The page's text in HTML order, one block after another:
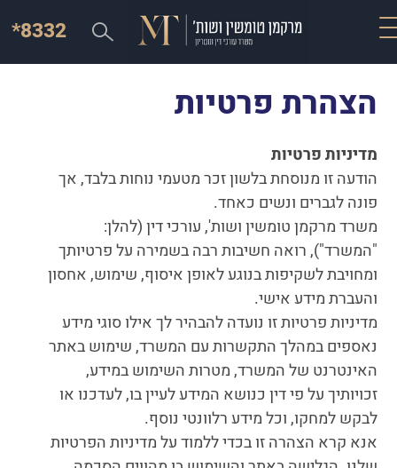
*8332
הצהרת פרטיות
מדיניות פרטיות
הודעה זו מנוסחת בלשון זכר מטעמי נוחות בלבד, אך
פונה לגברים ונשים כאחד.
משרד מרקמן טומשין ושות', עורכי דין (להלן:
"המשרד"), רואה חשיבות רבה בשמירה על פרטיותך
ומחויבת לשקיפות בנוגע לאופן איסוף, שימוש, אחסון
והעברת מידע אישי.
מדיניות פרטיות זו נועדה להבהיר לך אילו סוגי מידע
נאספים במהלך התקשרות עם המשרד, שימוש באתר
האינטרנט של המשרד, מטרות השימוש במידע,
זכויותיך על פי דין כנושא המידע לעיין בו, לעדכנו או
לבקש למחקו, וכל מידע רלוונטי נוסף.
אנא קרא הצהרה זו בכדי ללמוד על מדיניות הפרטיות